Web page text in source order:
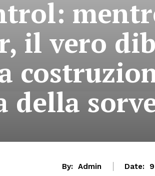
il vero
della
By: Admin Date: